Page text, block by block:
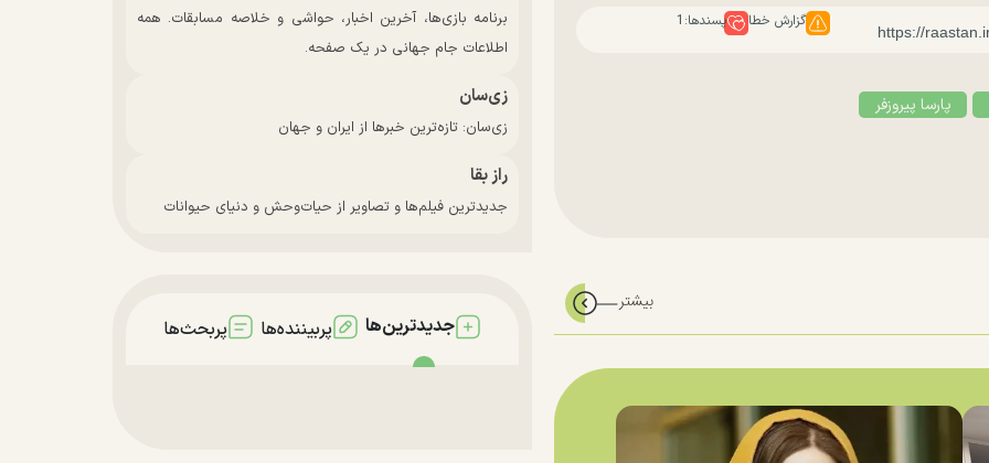
گزارش خطا پسندها: 1
پارسا پیروزفر
برنامه بازی‌ها، آخرین اخبار، حواشی و خلاصه مسابقات. همه
اطلاعات جام جهانی در یک صفحه.
زی‌سان
زی‌سان: تازه‌ترین خبرها از ایران و جهان
راز بقا
جدیدترین فیلم‌ها و تصاویر از حیات‌وحش و دنیای حیوانات
جدیدترین‌ها پربیننده‌ها پربحث‌ها